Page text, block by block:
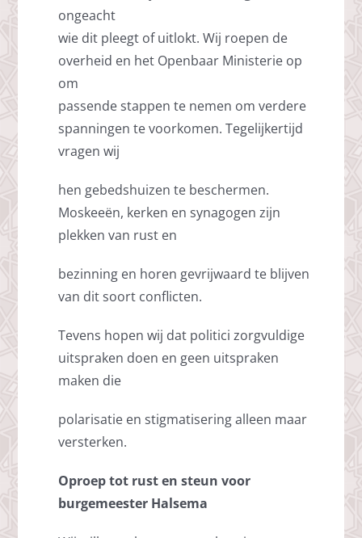
ongeacht
wie dit pleegt of uitlokt. Wij roepen de
overheid en het Openbaar Ministerie op
om
passende stappen te nemen om verdere
spanningen te voorkomen. Tegelijkertijd
vragen wij
hen gebedshuizen te beschermen.
Moskeeën, kerken en synagogen zijn
plekken van rust en
bezinning en horen gevrijwaard te blijven
van dit soort conflicten.
Tevens hopen wij dat politici zorgvuldige
uitspraken doen en geen uitspraken
maken die
polarisatie en stigmatisering alleen maar
versterken.
Oproep tot rust en steun voor
burgemeester Halsema